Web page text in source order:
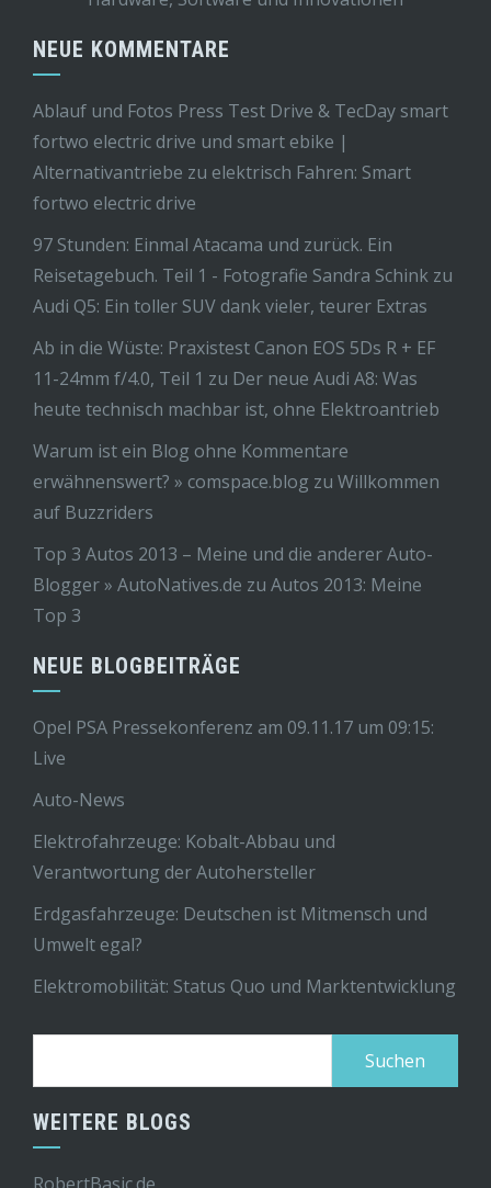
NEUE KOMMENTARE
Ablauf und Fotos Press Test Drive & TecDay smart
fortwo electric drive und smart ebike |
Alternativantriebe zu elektrisch Fahren: Smart
fortwo electric drive
97 Stunden: Einmal Atacama und zurück. Ein
Reisetagebuch. Teil 1 - Fotografie Sandra Schink zu
Audi Q5: Ein toller SUV dank vieler, teurer Extras
Ab in die Wüste: Praxistest Canon EOS 5Ds R + EF
11-24mm f/4.0, Teil 1 zu Der neue Audi A8: Was
heute technisch machbar ist, ohne Elektroantrieb
Warum ist ein Blog ohne Kommentare
erwähnenswert? » comspace.blog zu Willkommen
auf Buzzriders
Top 3 Autos 2013 – Meine und die anderer Auto-
Blogger » AutoNatives.de zu Autos 2013: Meine
Top 3
NEUE BLOGBEITRÄGE
Opel PSA Pressekonferenz am 09.11.17 um 09:15:
Live
Auto-News
Elektrofahrzeuge: Kobalt-Abbau und
Verantwortung der Autohersteller
Erdgasfahrzeuge: Deutschen ist Mitmensch und
Umwelt egal?
Elektromobilität: Status Quo und Marktentwicklung
WEITERE BLOGS